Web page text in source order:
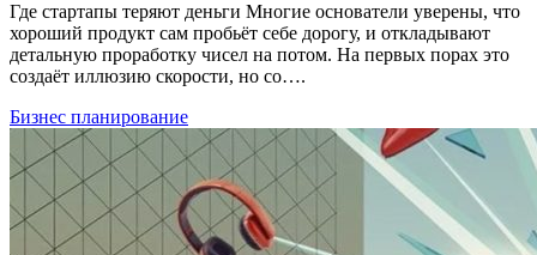
Где стартапы теряют деньги Многие основатели уверены, что
хороший продукт сам пробьёт себе дорогу, и откладывают
детальную проработку чисел на потом. На первых порах это
создаёт иллюзию скорости, но со….
Бизнес планирование